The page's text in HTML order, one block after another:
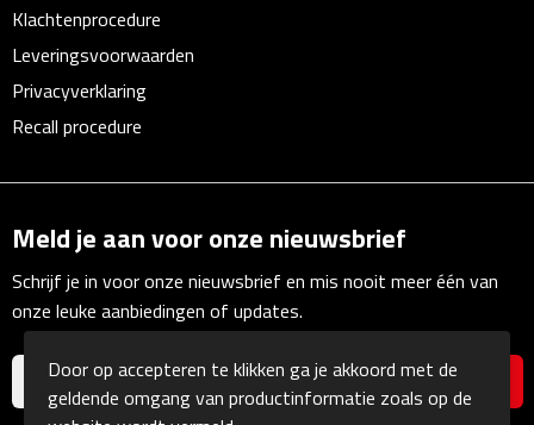
Multifunctionele schrijfmappen
Klemborden
Notitieboeken en Schriften
Memoboekjes
Memo sets
Unieke memo's
Klachtenprocedure
Leveringsvoorwaarden
Privacyverklaring
Recall procedure
Meld je aan voor onze nieuwsbrief
Schrijf je in voor onze nieuwsbrief en mis nooit meer één van
onze leuke aanbiedingen of updates.
Door op accepteren te klikken ga je akkoord met de
geldende omgang van productinformatie zoals op de